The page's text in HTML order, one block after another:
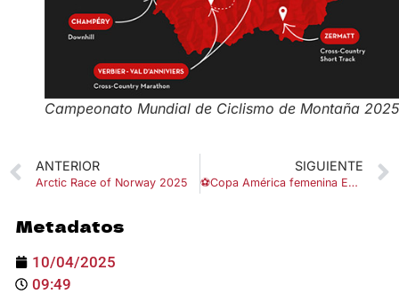
Campeonato Mundial de Ciclismo de Montaña 2025
ANTERIOR
Arctic Race of Norway 2025
SIGUIENTE
⚽Copa América femenina Ecuador 2025
Metadatos
10/04/2025
09:49